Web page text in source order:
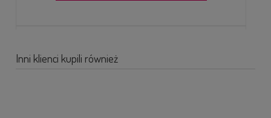
Inni klienci kupili również